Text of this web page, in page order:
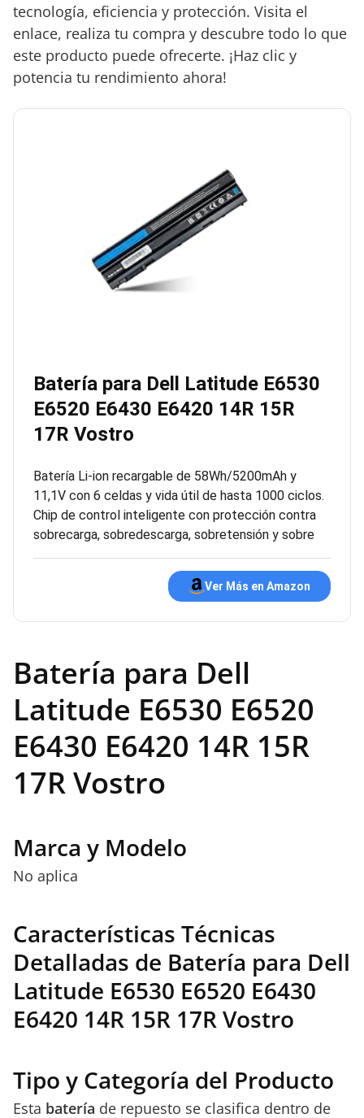
tecnología, eficiencia y protección. Visita el
enlace, realiza tu compra y descubre todo lo que
este producto puede ofrecerte. ¡Haz clic y
potencia tu rendimiento ahora!
Batería para Dell Latitude E6530
E6520 E6430 E6420 14R 15R
17R Vostro
Batería Li-ion recargable de 58Wh/5200mAh y
11,1V con 6 celdas y vida útil de hasta 1000 ciclos.
Chip de control inteligente con protección contra
sobrecarga, sobredescarga, sobretensión y sobre
Ver Más en Amazon
Batería para Dell
Latitude E6530 E6520
E6430 E6420 14R 15R
17R Vostro
Marca y Modelo
No aplica
Características Técnicas
Detalladas de Batería para Dell
Latitude E6530 E6520 E6430
E6420 14R 15R 17R Vostro
Tipo y Categoría del Producto
Esta batería de repuesto se clasifica dentro de